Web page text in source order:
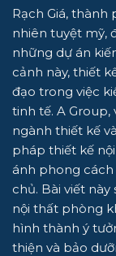
Rạch Giá, thành
nhiên tuyệt mỹ,
những dự án
cảnh này, thiết
đạo trong việc
tinh tế. A Group,
ngành thiết kế
pháp thiết kế
ánh phong
chủ. Bài viết
nội thất phòng
hình thành ý
thiện và bảo